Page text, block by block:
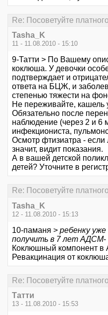
Re: Посоветуйте
Tasha_K
11 - 11.08.2010 - 15:10
9-Татти > По Вашему
коклюша. У девочки
подтверждает и
ответа на БЦЖ, и
степенью тяжести на
Не переживайте, кашель
Обязательно после
наблюдение (через 2 и 6
инфекциониста,
Осмотр фтизиатра - если
значит, видит показания.
А в вашей детской
детей? Уточните в
Re: Посоветуйте
Tasha_K
12 - 11.08.2010 - 15:13
10-паманя > ребенку
получить в 7 лет АДСМ-
Коклюшный компонент в
Ревакцинация от
Re: Посоветуйте
Татти
13 - 11.08.2010 - 15:53